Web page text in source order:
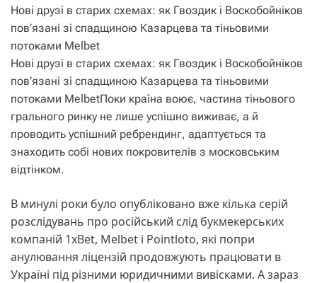
Нові друзі в старих схемах: як Гвоздик і Воскобойніков
пов’язані зі спадщиною Казарцева та тіньовими
потоками Melbet
Нові друзі в старих схемах: як Гвоздик і Воскобойніков
пов’язані зі спадщиною Казарцева та тіньовими
потоками MelbetПоки країна воює, частина тіньового
грального ринку не лише успішно виживає, а й
проводить успішний ребрендинг, адаптується та
знаходить собі нових покровителів з московським
відтінком.
В минулі роки було опубліковано вже кілька серій
розслідувань про російський слід букмекерських
компаній 1xBet, Melbet і Pointloto, які попри
анулювання ліцензій продовжують працювати в
Україні під різними юридичними вивісками. А зараз